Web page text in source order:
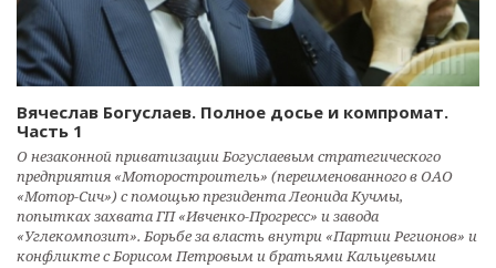
Вячеслав Богуслаев. Полное досье и компромат.
Часть 1
О незаконной приватизации Богуслаевым стратегического
предприятия «Моторостроитель» (переименованного в ОАО
«Мотор-Сич») с помощью президента Леонида Кучмы,
попытках захвата ГП «Ивченко-Прогресс» и завода
«Углекомпозит». Борьбе за власть внутри «Партии Регионов» и
конфликте с Борисом Петровым и братьями Кальцевыми